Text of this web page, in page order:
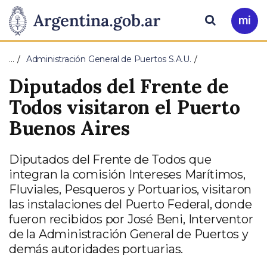
Presidencia
de
la
Nación
Pasar al contenido principal
Ir
a
Buscar
… Administración General de Puertos S.A.U.
Diputados del Frente de
Todos visitaron el Puerto
Buenos Aires
Diputados del Frente de Todos que
integran la comisión Intereses Marítimos,
Fluviales, Pesqueros y Portuarios, visitaron
las instalaciones del Puerto Federal, donde
fueron recibidos por José Beni, Interventor
de la Administración General de Puertos y
demás autoridades portuarias.